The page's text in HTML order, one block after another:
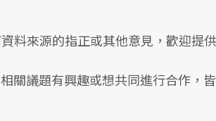
料來源的指正或其他意見，歡迎提
關議題有興趣或想共同進行合作，